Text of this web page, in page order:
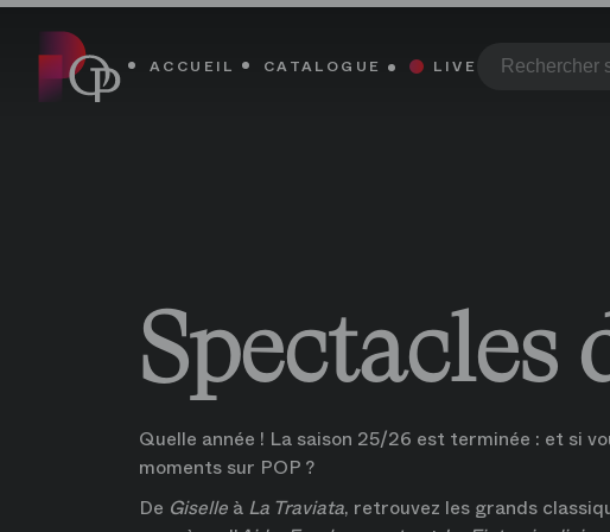
Spectacles de la saison 25/26 en streaming sur Paris Opera Play
Spectacles de la saison 25/26 en streaming sur Paris Opera Play
ACCUEIL CATALOGUE LIVE
Spectacles
Quelle année ! La saison 25/26 est terminée : et si
moments sur POP ?
De Giselle à La Traviata, retrouvez les grands